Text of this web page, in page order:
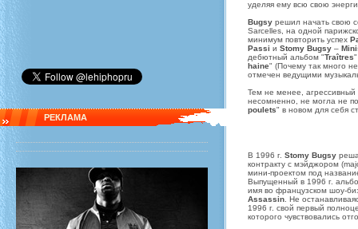
РЕКЛАМА
уделяя ему всю свою
Bugsy решил начать свою
Sarcelles, на одной
минимум повторить успех
Passi и Stomy Bugsy –
дебютный альбом "Traîtres
haine" (Почему так много
отмечен ведущими
Тем не менее, агрессивный
несомненно, не могла не
poulets" в новом для себя
В 1996 г. Stomy Bugsy
контракту с мэйджором
мини-проектом под
Выпущенный в 1996 г.
имя во французском шоу-
Assassin . Не
1996 г. свой первый
которого чувствовались